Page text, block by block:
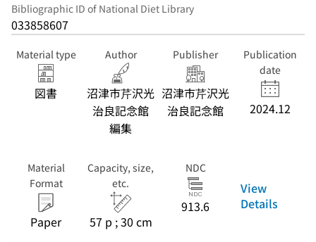
Bibliographic ID of National Diet Library
033858607
Material type
図書
Author
沼津市芹沢光
治良記念館
編集
Publisher
沼津市芹沢光
治良記念館
Publication
date
2024.12
Material
Format
Paper
Capacity, size,
etc.
57 p ; 30 cm
NDC
913.6
View
Details